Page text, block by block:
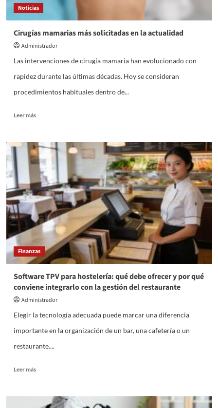
Noticias
Cirugías mamarias más solicitadas en la actualidad
Administrador
Las intervenciones de cirugía mamaria han evolucionado con
rapidez durante las últimas décadas. Hoy se consideran
procedimientos habituales dentro de...
Leer másLeer
Cirugías
mamarias
más
solicitadas
en
actualidad
Finanzas
Software TPV para hostelería: qué debe ofrecer y por qué
conviene integrarlo con la gestión del restaurante
Administrador
Elegir la tecnología adecuada puede marcar una diferencia
importante en la organización de un bar, una cafetería o un
restaurante....
Leer másLeer
Software
TPV